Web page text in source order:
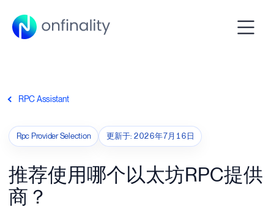
RPC Assistant
Rpc Provider Selection 更新于: 2026年7月16日
推荐使用哪个以太坊RPC提供
商？